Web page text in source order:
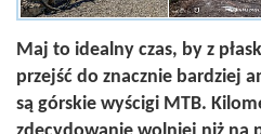
Maj to idealny czas, by z
przejść do znacznie bardziej
są górskie wyścigi MTB.